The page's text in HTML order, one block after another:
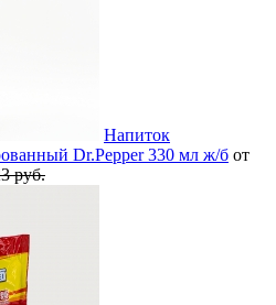
Напиток
Dr.Pepper 330 мл ж/б от
руб.